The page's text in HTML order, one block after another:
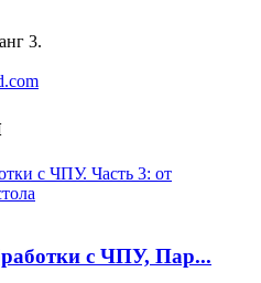
3.
с ЧПУ, Пар...